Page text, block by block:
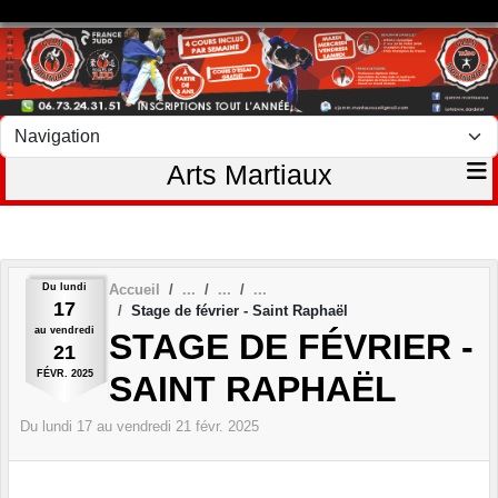
Arts Martiaux
Du lundi
17
au vendredi
21
FÉVR. 2025
Accueil
Stage de février - Saint Raphaël
STAGE DE FÉVRIER -
SAINT RAPHAËL
Du lundi 17 au vendredi 21 févr. 2025